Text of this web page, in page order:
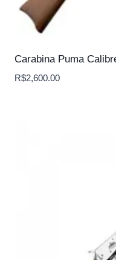
Carabina Puma
R$2,600.00